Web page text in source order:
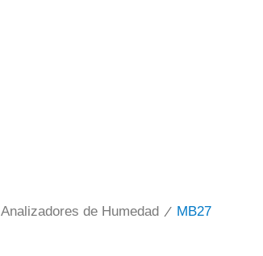
Analizadores de Humedad / MB27